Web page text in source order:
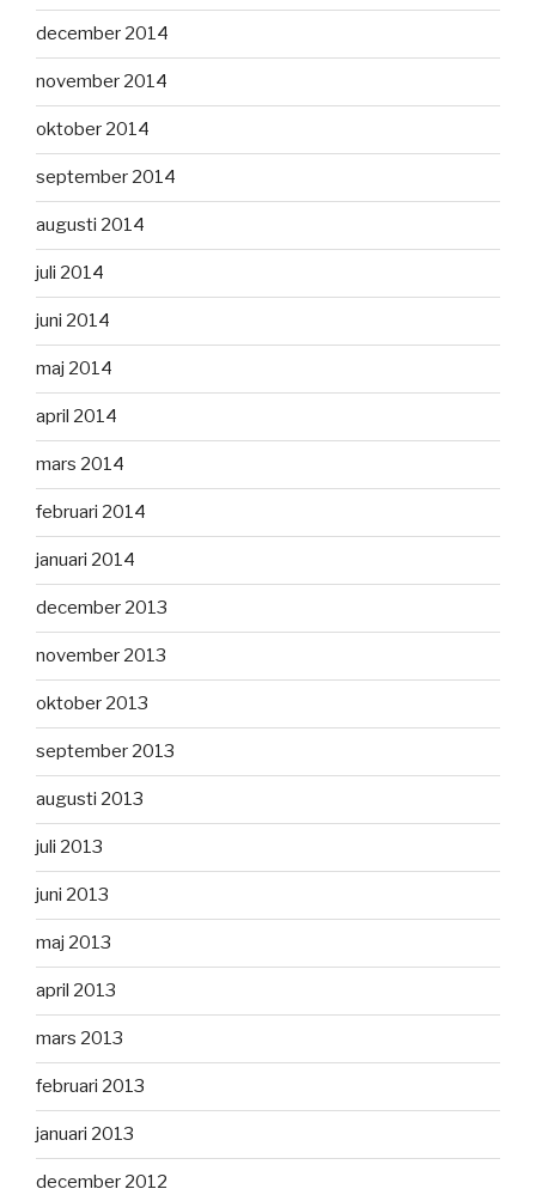
december 2014
november 2014
oktober 2014
september 2014
augusti 2014
juli 2014
juni 2014
maj 2014
april 2014
mars 2014
februari 2014
januari 2014
december 2013
november 2013
oktober 2013
september 2013
augusti 2013
juli 2013
juni 2013
maj 2013
april 2013
mars 2013
februari 2013
januari 2013
december 2012